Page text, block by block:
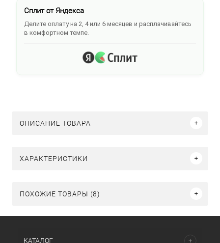
Сплит от Яндекса
Делите оплату на 2, 4 или 6 месяцев и расплачивайтесь
в комфортном темпе.
ОПИСАНИЕ ТОВАРА
ХАРАКТЕРИСТИКИ
ПОХОЖИЕ ТОВАРЫ (8)
КАТАЛОГ